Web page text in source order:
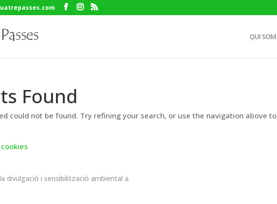
QUI SOM
Found
could not be found. Try refining your search, or use the navigation above to
divulgació i sensibilització ambiental a